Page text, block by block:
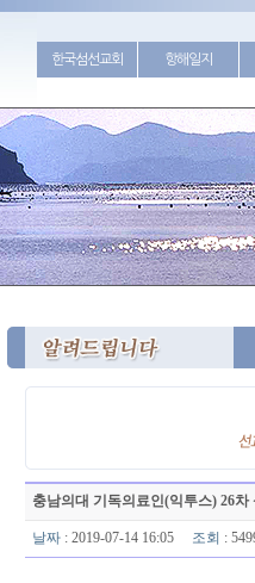
한국섬선교회 항해일지
충남의대 기독의료인(익투스) 26
날짜 : 2019-07-14 16:05 조회 :